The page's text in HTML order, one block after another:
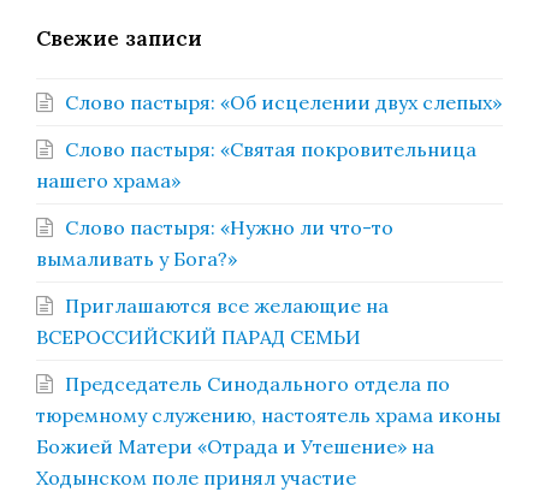
Свежие записи
Слово пастыря: «Об исцелении двух слепых»
Слово пастыря: «Святая покровительница
нашего храма»
Слово пастыря: «Нужно ли что-то
вымаливать у Бога?»
Приглашаются все желающие на
ВСЕРОССИЙСКИЙ ПАРАД СЕМЬИ
Председатель Синодального отдела по
тюремному служению, настоятель храма иконы
Божией Матери «Отрада и Утешение» на
Ходынском поле принял участие